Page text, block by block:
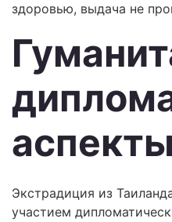
здоровью, выдача не
аспекты
Экстрадиция из
участием